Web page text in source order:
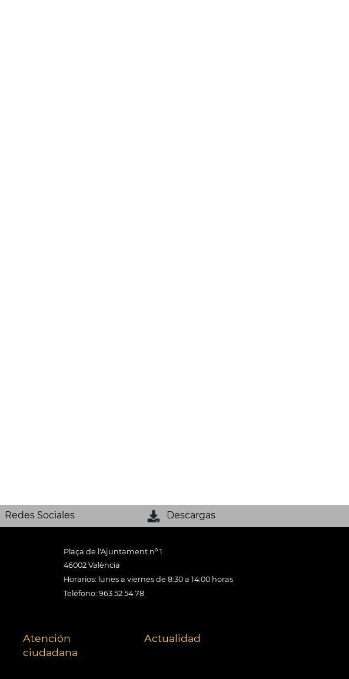
Redes Sociales Descargas
Plaça de l'Ajuntament nº 1
46002 València
Horarios: lunes a viernes de 8:30 a 14:00 horas
Teléfono: 963 52 54 78
Atención
ciudadana
Actualidad